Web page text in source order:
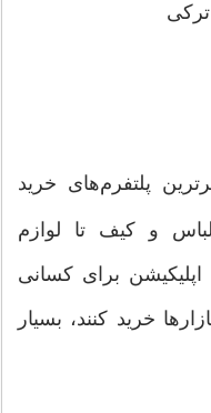
ترکی
پلتفرم‌های خرید
و کیف تا لوازم
اپلیکیشن برای کسانی
خرید کنند، بسیار